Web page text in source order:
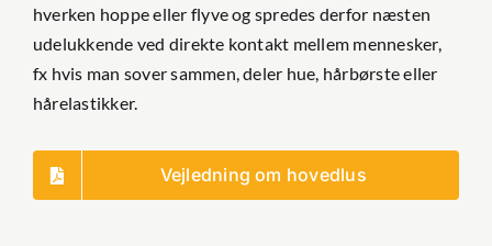
hverken hoppe eller flyve og spredes derfor næsten
udelukkende ved direkte kontakt mellem mennesker,
fx hvis man sover sammen, deler hue, hårbørste eller
hårelastikker.
Vejledning om hovedlus